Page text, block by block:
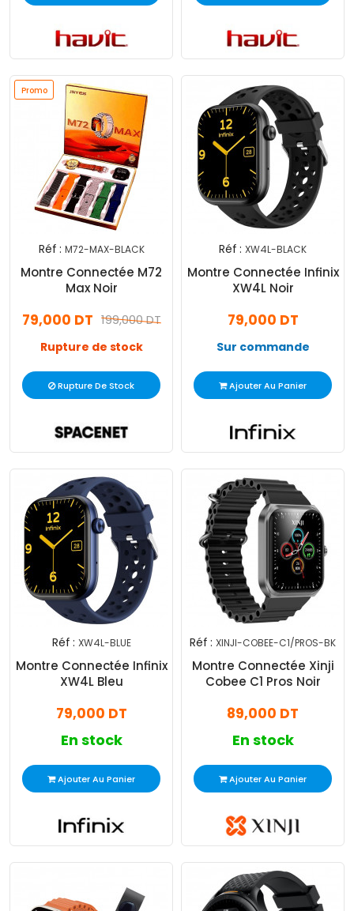
Promo
Réf : M72-MAX-BLACK
Montre Connectée M72
Max Noir
199,000 DT
79,000 DT
Rupture de stock
Rupture De Stock
Réf : XW4L-BLACK
Montre Connectée Infinix
XW4L Noir
79,000 DT
Sur commande
Ajouter Au Panier
Réf : XW4L-BLUE
Montre Connectée Infinix
XW4L Bleu
79,000 DT
En stock
Ajouter Au Panier
Réf : XINJI-COBEE-C1/PROS-BK
Montre Connectée Xinji
Cobee C1 Pros Noir
89,000 DT
En stock
Ajouter Au Panier